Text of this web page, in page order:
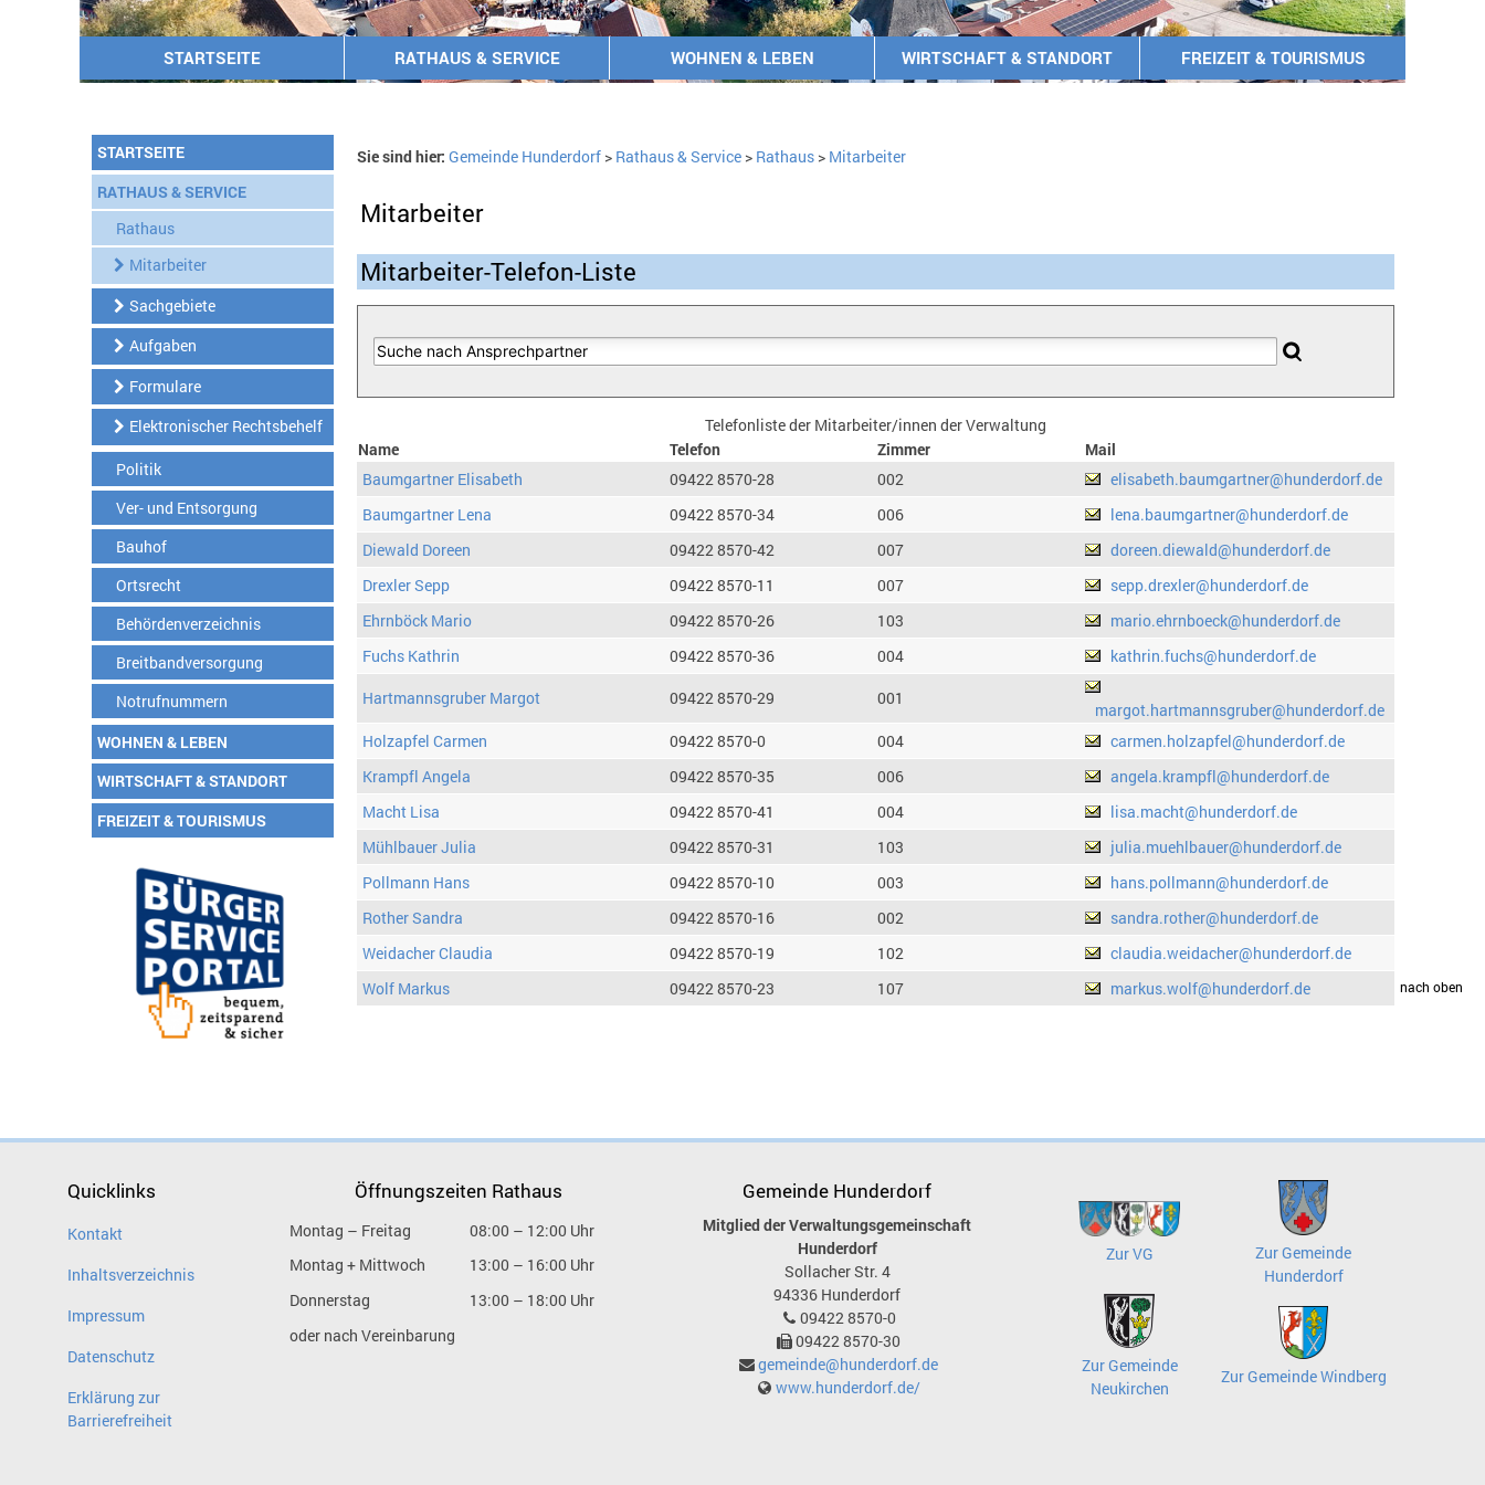
STARTSEITE RATHAUS & SERVICE WOHNEN & LEBEN WIRTSCHAFT & STANDORT FREIZEIT & TOURISMUS
STARTSEITE
RATHAUS & SERVICE
Rathaus
Mitarbeiter
Sachgebiete
Aufgaben
Formulare
Elektronischer Rechtsbehelf
Politik
Ver- und Entsorgung
Bauhof
Ortsrecht
Behördenverzeichnis
Breitbandversorgung
Notrufnummern
WOHNEN & LEBEN
WIRTSCHAFT & STANDORT
FREIZEIT & TOURISMUS
Sie sind hier: Gemeinde Hunderdorf> Rathaus & Service> Rathaus> Mitarbeiter
Mitarbeiter
Mitarbeiter-Telefon-Liste
Telefonliste der Mitarbeiter/innen der Verwaltung
Name
Telefon Zimmer
Mail
Baumgartner Elisabeth
09422 8570-28 002
elisabeth.baumgartner@hunderdorf.de
Baumgartner Lena
09422 8570-34 006
lena.baumgartner@hunderdorf.de
Diewald Doreen
09422 8570-42 007
doreen.diewald@hunderdorf.de
Drexler Sepp
09422 8570-11 007
sepp.drexler@hunderdorf.de
Ehrnböck Mario
09422 8570-26 103
mario.ehrnboeck@hunderdorf.de
Fuchs Kathrin
09422 8570-36 004
kathrin.fuchs@hunderdorf.de
Hartmannsgruber Margot
09422 8570-29 001
margot.hartmannsgruber@hunderdorf.de
Holzapfel Carmen
09422 8570-0 004
carmen.holzapfel@hunderdorf.de
Krampfl Angela
09422 8570-35 006
angela.krampfl@hunderdorf.de
Macht Lisa
09422 8570-41 004
lisa.macht@hunderdorf.de
Mühlbauer Julia
09422 8570-31 103
julia.muehlbauer@hunderdorf.de
Pollmann Hans
09422 8570-10 003
hans.pollmann@hunderdorf.de
Rother Sandra
09422 8570-16 002
sandra.rother@hunderdorf.de
Weidacher Claudia
09422 8570-19 102
claudia.weidacher@hunderdorf.de
Wolf Markus
09422 8570-23 107 markus.wolf@hunderdorf.dedrucken nach oben
Quicklinks
Kontakt
Inhaltsverzeichnis
Impressum
Datenschutz
Erklärung zur
Barrierefreiheit
Öffnungszeiten Rathaus
Montag – Freitag
08:00 – 12:00 Uhr
Montag + Mittwoch
13:00 – 16:00 Uhr
Donnerstag
13:00 – 18:00 Uhr
oder nach Vereinbarung
Gemeinde Hunderdorf
Mitglied der Verwaltungsgemeinschaft
Hunderdorf
Sollacher Str. 4
94336 Hunderdorf
09422 8570-0
09422 8570-30
gemeinde@hunderdorf.de
www.hunderdorf.de/
Zur VG
Zur Gemeinde
Hunderdorf
Zur Gemeinde
Neukirchen
Zur Gemeinde Windberg